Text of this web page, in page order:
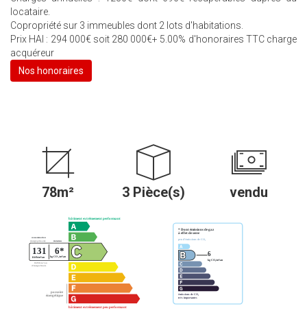
locataire.
Copropriété sur 3 immeubles dont 2 lots d'habitations.
Prix HAI : 294 000€ soit 280 000€+ 5.00% d'honoraires TTC charge
acquéreur
Nos honoraires
78m² 3 Pièce(s) vendu